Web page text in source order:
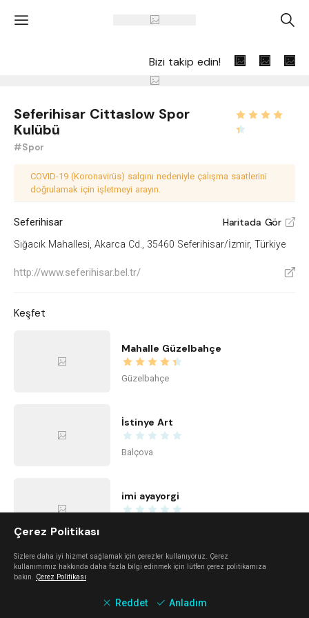
' A
Bizi takip edin!
Seferihisar Cittaslow Spor
Kulübü
#Spor
COVID-19 (Koronavirüs) salgını nedeniyle çalışma saatlerini
doğrulamak için işletmeyi arayın.
Seferihisar Haritada Gör V
Sığacık Mahallesi, Akarca Cd., 35460 Seferihisar/İzmir, Türkiye
http://www.seferihisar.bel.tr/ V
Keşfet
Mahalle Güzelbahçe
Güzelbahçe
İstinye Art
Balçova
imi ayayorgi
The Beach Alaçatı
Alaçatı
Çerez Politikası
Sizlere daha iyi hizmet sağlamak için çerezler kullanıyoruz. Çerez
kullanımımız hakkında daha fazla bilgi edinmek için lütfen çerez politikamıza
bakın. Çerez Politikası
Reddet Anladım